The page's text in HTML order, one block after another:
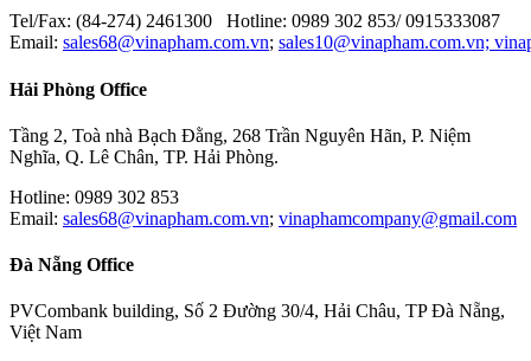
Tel/Fax: (84-274) 2461300 Hotline: 0989 302 853/ 0915333087
Email: sales68@vinapham.com.vn; sales10@vinapham.com.vn;
Hải Phòng Office
Tầng 2, Toà nhà Bạch Đằng, 268 Trần Nguyên Hãn, P. Niệm
Nghĩa, Q. Lê Chân, TP. Hải Phòng.
Hotline: 0989 302 853
Email: sales68@vinapham.com.vn; vinaphamcompany@gmail.com
Đà Nẵng Office
PVCombank building, Số 2 Đường 30/4, Hải Châu, TP Đà Nẵng,
Việt Nam